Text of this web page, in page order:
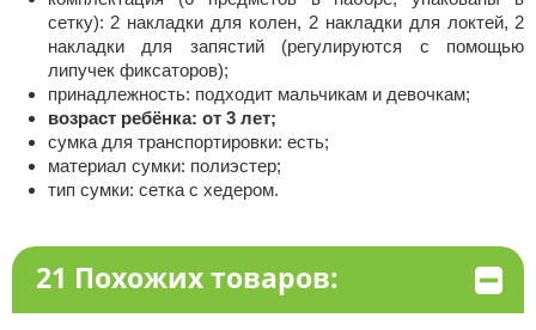
сетку): 2 накладки для колен, 2 накладки для локтей, 2
накладки для запястий (регулируются с помощью
липучек фиксаторов);
принадлежность: подходит мальчикам и девочкам;
возраст ребёнка: от 3 лет;
сумка для транспортировки: есть;
материал сумки: полиэстер;
тип сумки: сетка с хедером.
21 Похожих товаров: